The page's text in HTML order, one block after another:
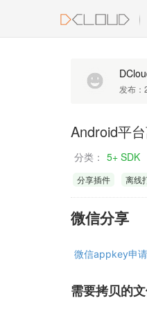
发布
Android平
分类： 5+ SDK
分享插件 离线
微信分享
微信appkey申
需要拷贝的